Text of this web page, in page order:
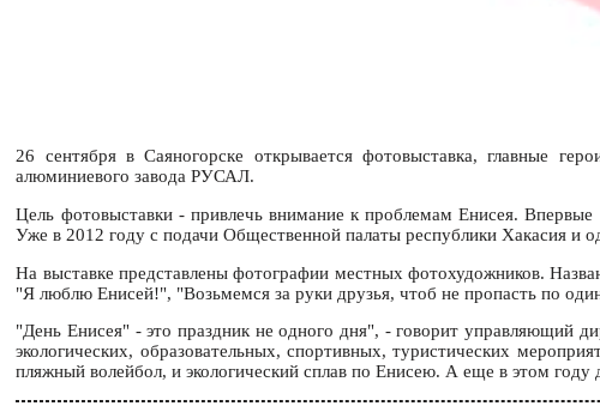
26 сентября в Саяногорске открывается фотовыставка, главные
алюминиевого завода РУСАЛ.
Цель фотовыставки - привлечь внимание к проблемам Енисея.
Уже в 2012 году с подачи Общественной палаты республики Хакасия и
На выставке представлены фотографии местных фотохудожников.
"Я люблю Енисей!", "Возьмемся за руки друзья, чтоб не пропасть по
"День Енисея" - это праздник не одного дня", - говорит управляющий
экологических, образовательных, спортивных, туристических
пляжный волейбол, и экологический сплав по Енисею. А еще в этом